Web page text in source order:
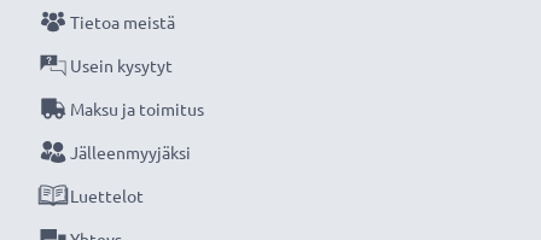
bajonettikiinnityksellä, sopii vain tiettyihin
Tekniset tiedot:
Materiaali:Muovi
Muoto: pyöreä
Tietoa meistä
Usein kysytyt
Maksu ja toimitus
Jälleenmyyjäksi
Luettelot